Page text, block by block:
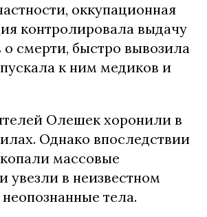
оккупационная
контролировала выдачу
о смерти, быстро вывозила
к ним медиков и
Олешек хоронили в
Однако впоследствии
массовые
увезли в неизвестном
тела.